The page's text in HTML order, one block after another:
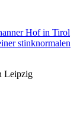
Hof in Tirol
stinknormalen
Leipzig